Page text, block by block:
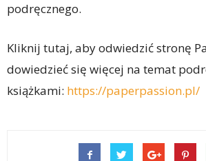
podręcznego.
Kliknij tutaj, aby odwiedzić stronę
dowiedzieć się więcej na temat
książkami: https://paperpassion.pl/